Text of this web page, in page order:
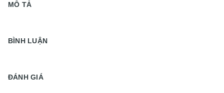
MÔ TẢ
BÌNH LUẬN
ĐÁNH GIÁ